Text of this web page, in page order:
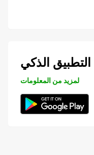
التطبيق الذكي
لمزيد من المعلومات